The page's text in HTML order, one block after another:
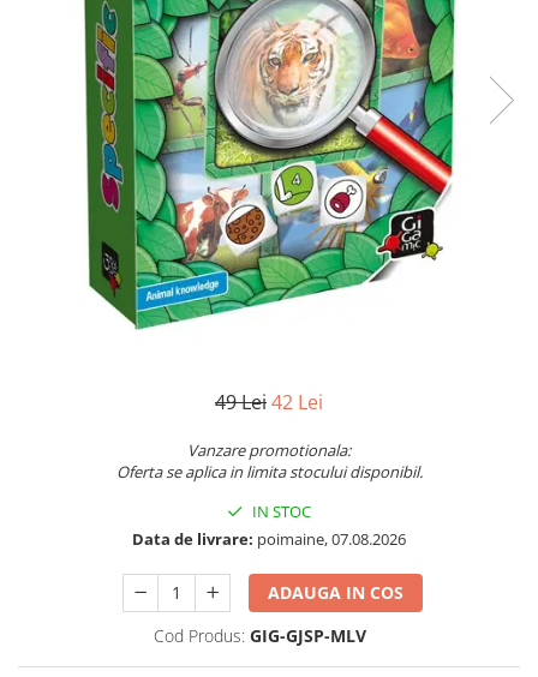
Jocuri pentru o persoana
Jocuri pentru 2 persoane
Game cunoscute
Carcassonne
Monopoly
Orchard Games
Jocuri cooperative
Jocuri de societate in limba
Vezi toate produsele STEM
49 Lei42 Lei
Vanzare promotionala:
Oferta se aplica in limita stocului disponibil.
IN STOC
Data de livrare: poimaine, 07.08.2026
ADAUGA IN COS
Cod Produs: GIG-GJSP-MLV